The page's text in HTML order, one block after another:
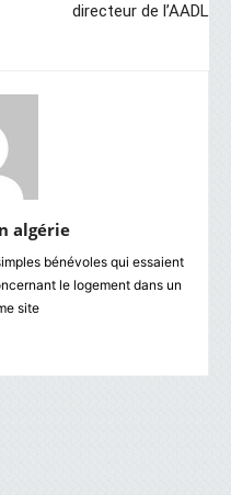
directeur de l’AADL
algérie
bénévoles qui essaient
le logement dans un
site